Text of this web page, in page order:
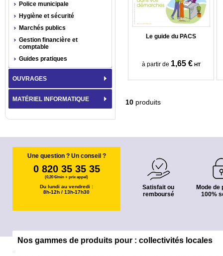
Le guide du PACS
à partir de 1,65 € HT
10 produits
Police municipale
Hygiène et sécurité
Marchés publics
Gestion financière et
comptable
Guides pratiques
OUVRAGES
MATÉRIEL INFORMATIQUE
Une question ? Un conseil ?
0 820 35 35 35
(0,20 €/min + prix appel)
Du lundi au vendredi :
8h-12h / 13h-17h30
Satisfait ou
remboursé
Mode de
100%
Nos gammes de produits pour : collectivités locales